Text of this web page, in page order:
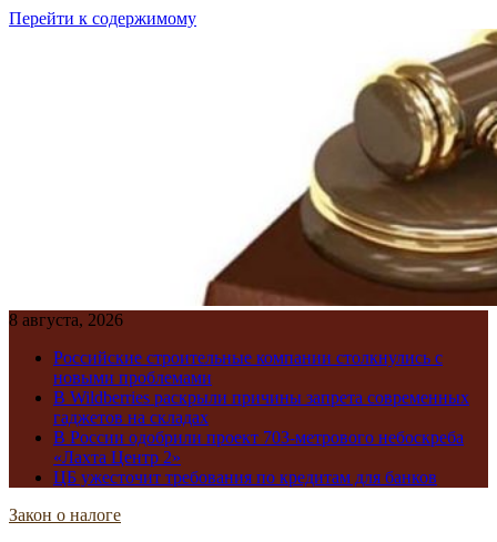
Перейти к содержимому
8 августа, 2026
Российские строительные компании столкнулись с
новыми проблемами
В Wildberries раскрыли причины запрета современных
гаджетов на складах
В России одобрили проект 703-метрового небоскреба
«Лахта Центр 2»
ЦБ ужесточит требования по кредитам для банков
Закон о налоге